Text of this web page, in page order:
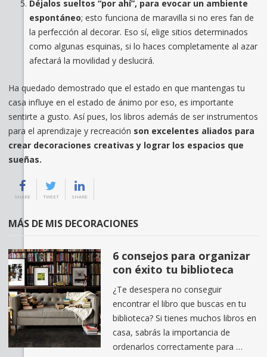
Déjalos sueltos “por ahí”, para evocar un ambiente
espontáneo; esto funciona de maravilla si no eres fan de
la perfección al decorar. Eso sí, elige sitios determinados
como algunas esquinas, si lo haces completamente al azar
afectará la movilidad y deslucirá.
Ha quedado demostrado que el estado en que mantengas tu
casa influye en el estado de ánimo por eso, es importante
sentirte a gusto. Así pues, los libros además de ser instrumentos
para el aprendizaje y recreación son excelentes aliados para
crear decoraciones creativas y lograr los espacios que
sueñas.
SHARE TWEET SHARE
MÁS DE MIS DECORACIONES
6 consejos para organizar
con éxito tu biblioteca
¿Te desespera no conseguir
encontrar el libro que buscas en tu
biblioteca? Si tienes muchos libros en
casa, sabrás la importancia de
ordenarlos correctamente para …